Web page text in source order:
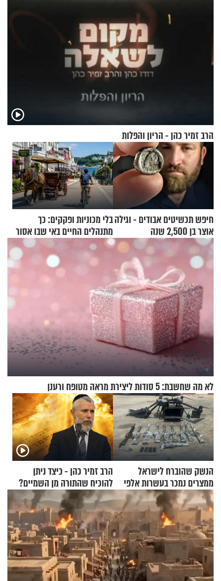
הרב זמיר כהן - הריון והפלות
חיפש תכשיטים אבודים - וגילה
אוצר בן 2,500 שנה
בלי מכוניות ופקקים: כך
מתנהלים החיים באי שבו אסור
לנהוג כבר יותר מ-120 שנה
לא מה שחשבת: 5 סודות ליצירת מראה מטופח ורענן
הנשק שהוברח לישראל
ממצרים נמכר בעשרות אלפי
שקלים
הרב זמיר כהן - כיצד ניתן
להוכיח שהתורה מן השמיים?